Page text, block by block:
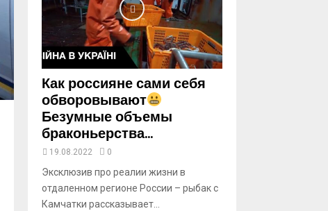
u
b
eКак россияне сами себя
обворовывают
Безумные объемы
браконьерства...
19.08.2022 0
Эксклюзив про реалии жизни в
отдаленном регионе России – рыбак с
Камчатки рассказывает...